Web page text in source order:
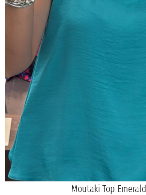
Moutaki Top Emerald